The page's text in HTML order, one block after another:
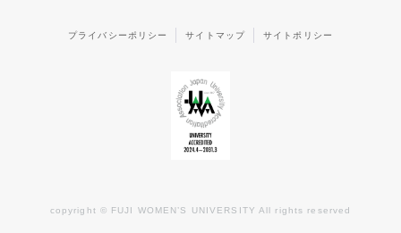
プライバシーポリシー サイトマップ サイトポリシー
copyright © FUJI WOMEN’S UNIVERSITY All rights reserved